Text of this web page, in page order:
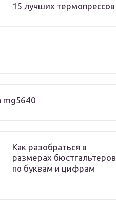
15 лучших термопрессов
mg5640
Как разобраться в
размерах бюстгальтеров
по буквам и цифрам